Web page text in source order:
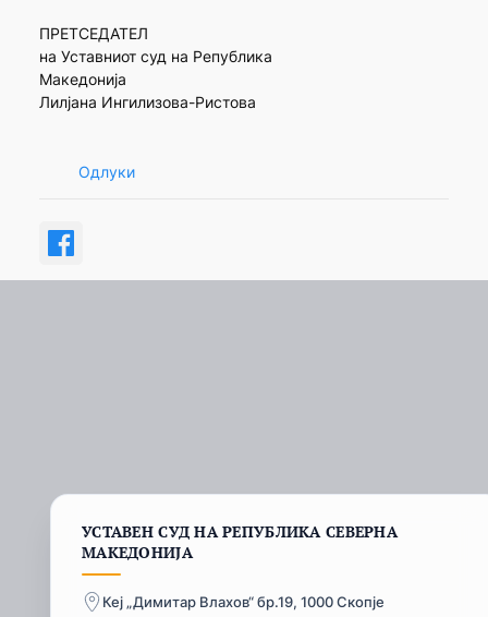
ПРЕТСЕДАТЕЛ
на Уставниот суд на Република
Македонија
Лилјана Ингилизова-Ристова
Одлуки
УСТАВЕН СУД НА РЕПУБЛИКА СЕВЕРНА
МАКЕДОНИЈА
Кеј „Димитар Влахов“ бр.19, 1000 Скопје